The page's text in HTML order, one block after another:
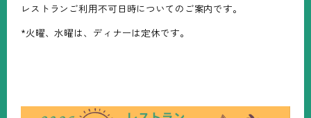
レストランご利用不可日時についてのご案内です。
*火曜、水曜は、ディナーは定休です。